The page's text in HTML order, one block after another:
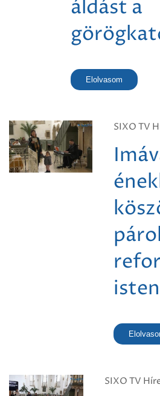
áldást a
Elolvasom
SIXO TV
SIXO TV